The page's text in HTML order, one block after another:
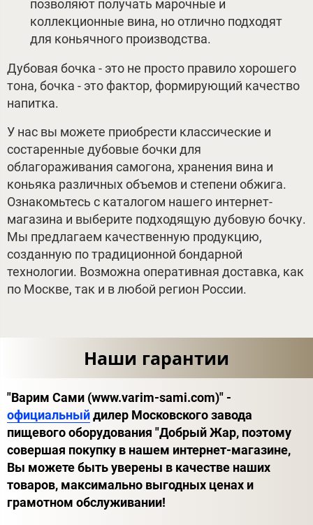
позволяют получать марочные и
коллекционные вина, но отлично подходят
для коньячного производства.
Дубовая бочка - это не просто правило хорошего
тона, бочка - это фактор, формирующий качество
напитка.
У нас вы можете приобрести классические и
состаренные дубовые бочки для
облагораживания самогона, хранения вина и
коньяка различных объемов и степени обжига.
Ознакомьтесь с каталогом нашего интернет-
магазина и выберите подходящую дубовую бочку.
Мы предлагаем качественную продукцию,
созданную по традиционной бондарной
технологии. Возможна оперативная доставка, как
по Москве, так и в любой регион России.
Наши гарантии
"Варим Сами (www.varim-sami.com)" -
официальныйдилер Московского завода
пищевого оборудования "Добрый Жар, поэтому
совершая покупку в нашем интернет-магазине,
Вы можете быть уверены в качестве наших
товаров, максимально выгодных ценах и
грамотном обслуживании!